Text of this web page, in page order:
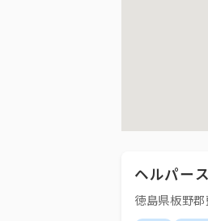
ヘルパー
徳島県板野